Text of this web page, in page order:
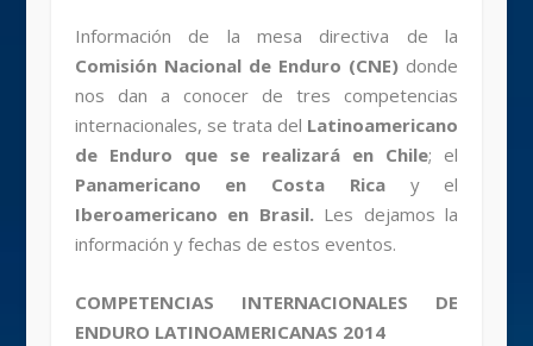
Información de la mesa directiva de la
Comisión Nacional de Enduro (CNE) donde
nos dan a conocer de tres competencias
internacionales, se trata del Latinoamericano
de Enduro que se realizará en Chile; el
Panamericano en Costa Ricay el
Iberoamericano en Brasil. Les dejamos la
información y fechas de estos eventos.
COMPETENCIAS INTERNACIONALES DE
ENDURO LATINOAMERICANAS 2014